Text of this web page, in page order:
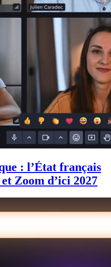
: l’État français
Zoom d’ici 2027